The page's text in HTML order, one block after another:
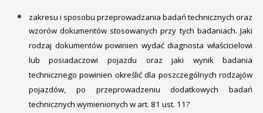
zakresu i sposobu przeprowadzania badań technicznych oraz
wzorów dokumentów stosowanych przy tych badaniach. Jaki
rodzaj dokumentów powinien wydać diagnosta właścicielowi
lub posiadaczowi pojazdu oraz jaki wynik badania
technicznego powinien określić dla poszczególnych rodzajów
pojazdów, po przeprowadzeniu dodatkowych badań
technicznych wymienionych w art. 81 ust. 11?